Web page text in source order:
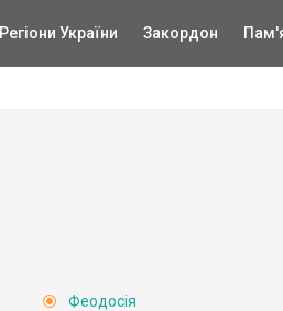
Регіони України Закордон
Феодосія